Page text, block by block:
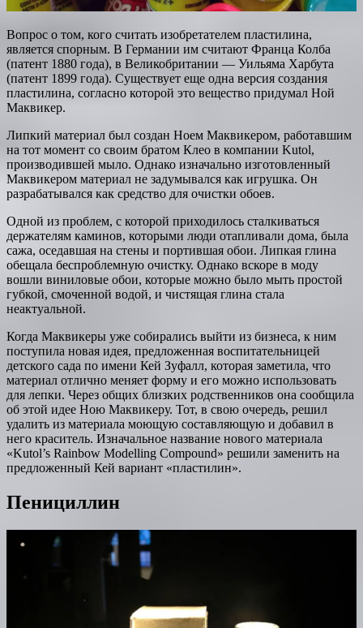
Вопрос о том, кого считать изобретателем пластилина,
является спорным. В Германии им считают Франца Колба
(патент 1880 года), в Великобритании — Уильяма Харбута
(патент 1899 года). Существует еще одна версия создания
пластилина, согласно которой это вещество придумал Ной
Маквикер.
Липкий материал был создан Ноем Маквикером, работавшим
на тот момент со своим братом Клео в компании Kutol,
производившей мыло. Однако изначально изготовленный
Маквикером материал не задумывался как игрушка. Он
разрабатывался как средство для очистки обоев.
Одной из проблем, с которой приходилось сталкиваться
держателям каминов, которыми люди отапливали дома, была
сажа, оседавшая на стены и портившая обои. Липкая глина
обещала беспроблемную очистку. Однако вскоре в моду
вошли виниловые обои, которые можно было мыть простой
губкой, смоченной водой, и чистящая глина стала
неактуальной.
Когда Маквикеры уже собирались выйти из бизнеса, к ним
поступила новая идея, предложенная воспитательницей
детского сада по имени Кей Зуфалл, которая заметила, что
материал отлично меняет форму и его можно использовать
для лепки. Через общих близких родственников она сообщила
об этой идее Ною Маквикеру. Тот, в свою очередь, решил
удалить из материала моющую составляющую и добавил в
него краситель. Изначальное название нового материала
«Kutol’s Rainbow Modelling Compound» решили заменить на
предложенный Кей вариант «пластилин».
Пенициллин